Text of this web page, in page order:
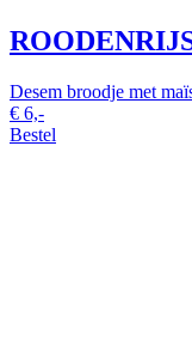
Desem broodje met
€ 6,-
Bestel